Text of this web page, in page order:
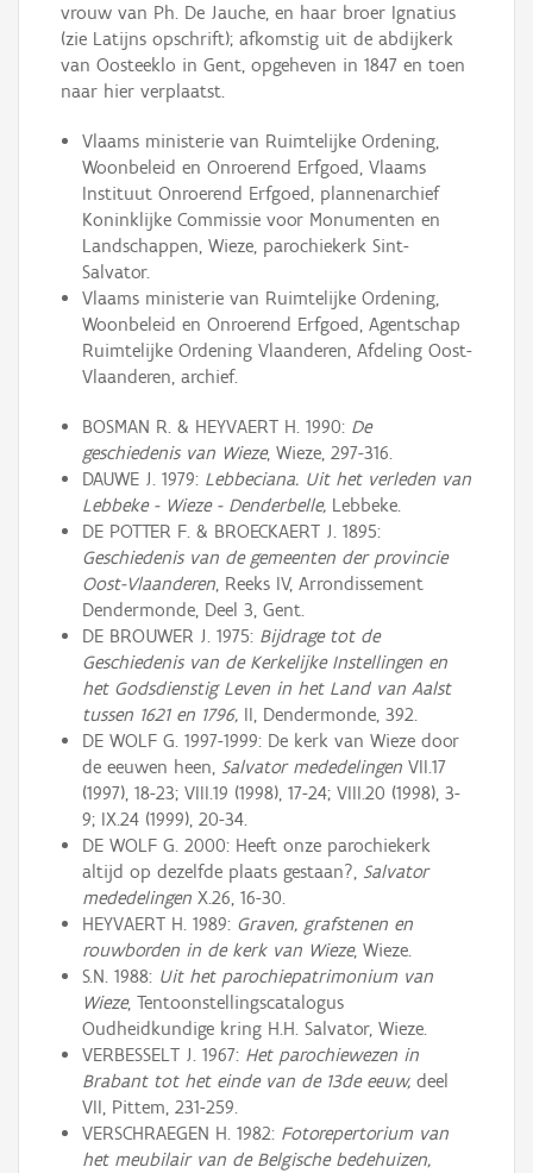
vrouw van Ph. De Jauche, en haar broer Ignatius
(zie Latijns opschrift); afkomstig uit de abdijkerk
van Oosteeklo in Gent, opgeheven in 1847 en toen
naar hier verplaatst.
Vlaams ministerie van Ruimtelijke Ordening,
Woonbeleid en Onroerend Erfgoed, Vlaams
Instituut Onroerend Erfgoed, plannenarchief
Koninklijke Commissie voor Monumenten en
Landschappen, Wieze, parochiekerk Sint-
Salvator.
Vlaams ministerie van Ruimtelijke Ordening,
Woonbeleid en Onroerend Erfgoed, Agentschap
Ruimtelijke Ordening Vlaanderen, Afdeling Oost-
Vlaanderen, archief.
BOSMAN R. & HEYVAERT H. 1990: De
geschiedenis van Wieze, Wieze, 297-316.
DAUWE J. 1979: Lebbeciana. Uit het verleden van
Lebbeke - Wieze - Denderbelle,Lebbeke.
DE POTTER F. & BROECKAERT J. 1895:
Geschiedenis van de gemeenten der provincie
Oost-Vlaanderen, Reeks IV, Arrondissement
Dendermonde, Deel 3, Gent.
DE BROUWER J. 1975: Bijdrage tot de
Geschiedenis van de Kerkelijke Instellingen en
het Godsdienstig Leven in het Land van Aalst
tussen 1621 en 1796, II, Dendermonde, 392.
DE WOLF G. 1997-1999: De kerk van Wieze door
de eeuwen heen, Salvator mededelingenVII.17
(1997), 18-23; VIII.19 (1998), 17-24; VIII.20 (1998), 3-
9; IX.24 (1999), 20-34.
DE WOLF G. 2000: Heeft onze parochiekerk
altijd op dezelfde plaats gestaan?, Salvator
mededelingenX.26, 16-30.
HEYVAERT H. 1989: Graven, grafstenen en
rouwborden in de kerk van Wieze, Wieze.
S.N. 1988: Uit het parochiepatrimonium van
Wieze, Tentoonstellingscatalogus
Oudheidkundige kring H.H. Salvator, Wieze.
VERBESSELT J. 1967: Het parochiewezen in
Brabant tot het einde van de 13de eeuw,deel
VII, Pittem, 231-259.
VERSCHRAEGEN H. 1982: Fotorepertorium van
het meubilair van de Belgische bedehuizen,